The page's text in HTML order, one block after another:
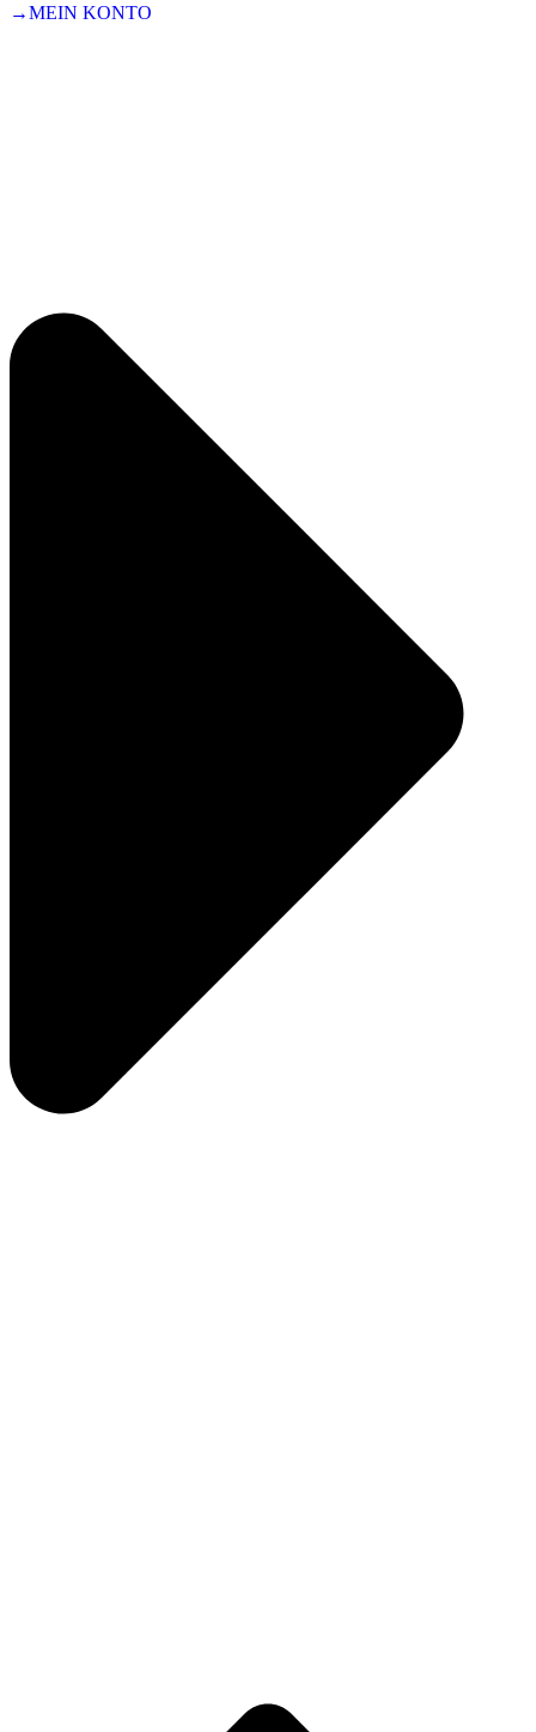
→MEIN KONTO